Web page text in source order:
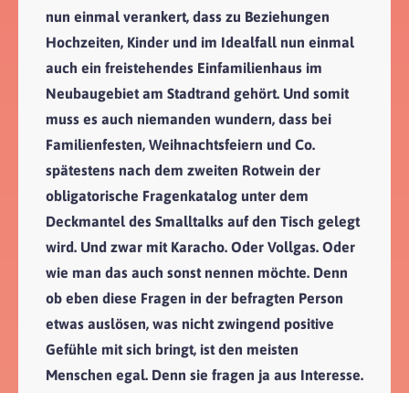
nun einmal verankert, dass zu Beziehungen
Hochzeiten, Kinder und im Idealfall nun einmal
auch ein freistehendes Einfamilienhaus im
Neubaugebiet am Stadtrand gehört. Und somit
muss es auch niemanden wundern, dass bei
Familienfesten, Weihnachtsfeiern und Co.
spätestens nach dem zweiten Rotwein der
obligatorische Fragenkatalog unter dem
Deckmantel des Smalltalks auf den Tisch gelegt
wird. Und zwar mit Karacho. Oder Vollgas. Oder
wie man das auch sonst nennen möchte. Denn
ob eben diese Fragen in der befragten Person
etwas auslösen, was nicht zwingend positive
Gefühle mit sich bringt, ist den meisten
Menschen egal. Denn sie fragen ja aus Interesse.